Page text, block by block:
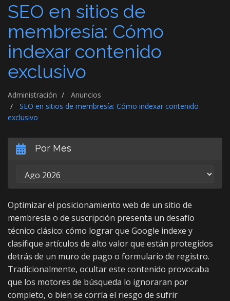
menú
de
navegación
SEO en sitios de
membresía: Cómo
indexar contenido
exclusivo
Administración
Anuncios
SEO en sitios de membresía: Cómo indexar contenido
exclusivo
Por Mes
Optimizar el posicionamiento web de un sitio de
membresía o de suscripción presenta un desafío
técnico clásico: cómo lograr que Google indexe y
clasifique artículos de alto valor que están protegidos
detrás de un muro de pago o formulario de registro.
Tradicionalmente, ocultar este contenido provocaba
que los motores de búsqueda lo ignoraran por
completo, o bien se corría el riesgo de sufrir